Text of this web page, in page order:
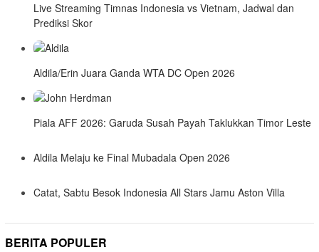
Live Streaming Timnas Indonesia vs Vietnam, Jadwal dan
Prediksi Skor
Aldila/Erin Juara Ganda WTA DC Open 2026
Piala AFF 2026: Garuda Susah Payah Taklukkan Timor Leste
Aldila Melaju ke Final Mubadala Open 2026
Catat, Sabtu Besok Indonesia All Stars Jamu Aston Villa
BERITA POPULER